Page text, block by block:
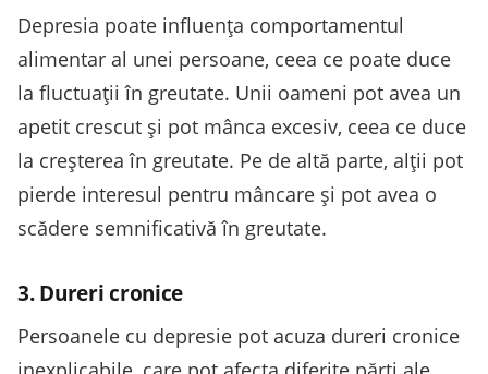
Depresia poate influența comportamentul
alimentar al unei persoane, ceea ce poate duce
la fluctuații în greutate. Unii oameni pot avea un
apetit crescut și pot mânca excesiv, ceea ce duce
la creșterea în greutate. Pe de altă parte, alții pot
pierde interesul pentru mâncare și pot avea o
scădere semnificativă în greutate.
3. Dureri cronice
Persoanele cu depresie pot acuza dureri cronice